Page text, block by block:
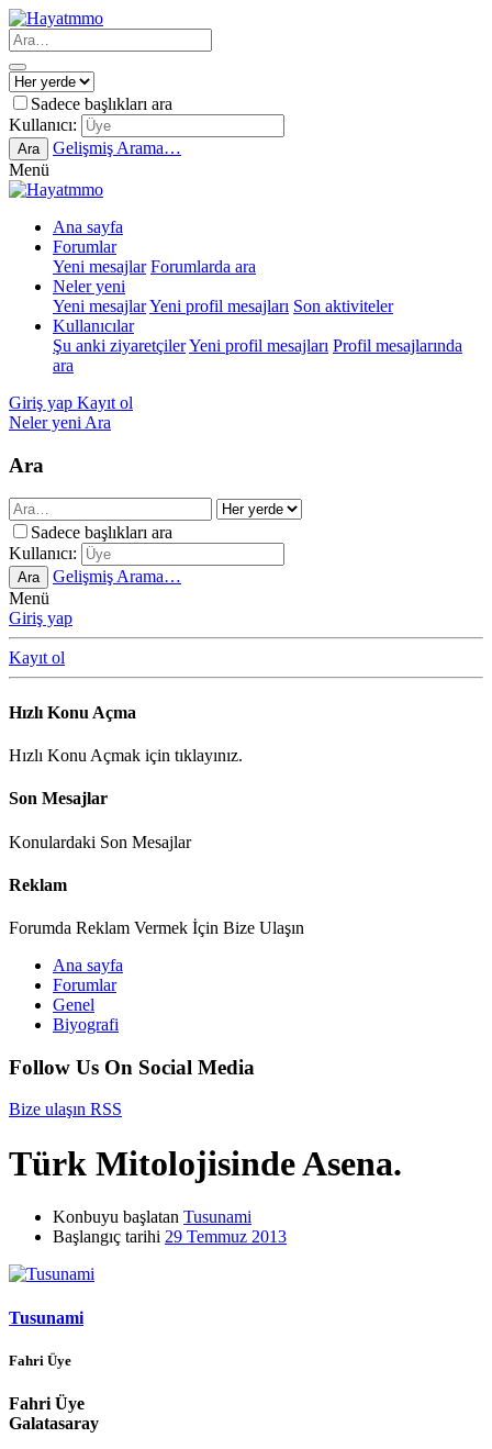
Sadece başlıkları ara
Kullanıcı:
Ara
Gelişmiş Arama…
Menü
Ana sayfa
Forumlar
Yeni mesajlar Forumlarda ara
Neler yeni
Yeni mesajlarYeni profil mesajları Son aktiviteler
Kullanıcılar
Şu anki ziyaretçilerYeni profil mesajları Profil mesajlarında
ara
Giriş yap Kayıt ol
Neler yeni Ara
Ara
Sadece başlıkları ara
Kullanıcı:
Ara
Gelişmiş Arama…
Menü
Giriş yap
Kayıt ol
Hızlı Konu Açma
Hızlı Konu Açmak için tıklayınız.
Son Mesajlar
Konulardaki Son Mesajlar
Reklam
Forumda Reklam Vermek İçin Bize Ulaşın
Ana sayfa
Forumlar
Genel
Biyografi
Follow Us On Social Media
Bize ulaşın RSS
Türk Mitolojisinde Asena.
Konbuyu başlatan Tusunami
Başlangıç tarihi 29 Temmuz 2013
Tusunami
Fahri Üye
Fahri Üye
Galatasaray